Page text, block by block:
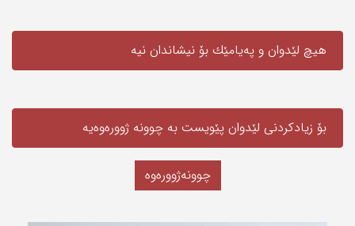
هیچ لێدوان و په‌یامێك بۆ نیشاندان نیه‌
بۆ زیادکردنی لێدوان پێویست به‌ چوونە ژوورەوەیه‌
چوونەژوورەوە